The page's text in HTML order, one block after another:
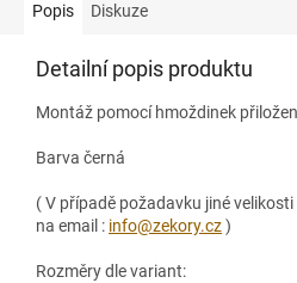
Popis Diskuze
Detailní popis produktu
Montáž pomocí hmoždinek
Barva černá
( V případě požadavku jiné
na email : info@zekory.cz)
Rozměry dle variant: